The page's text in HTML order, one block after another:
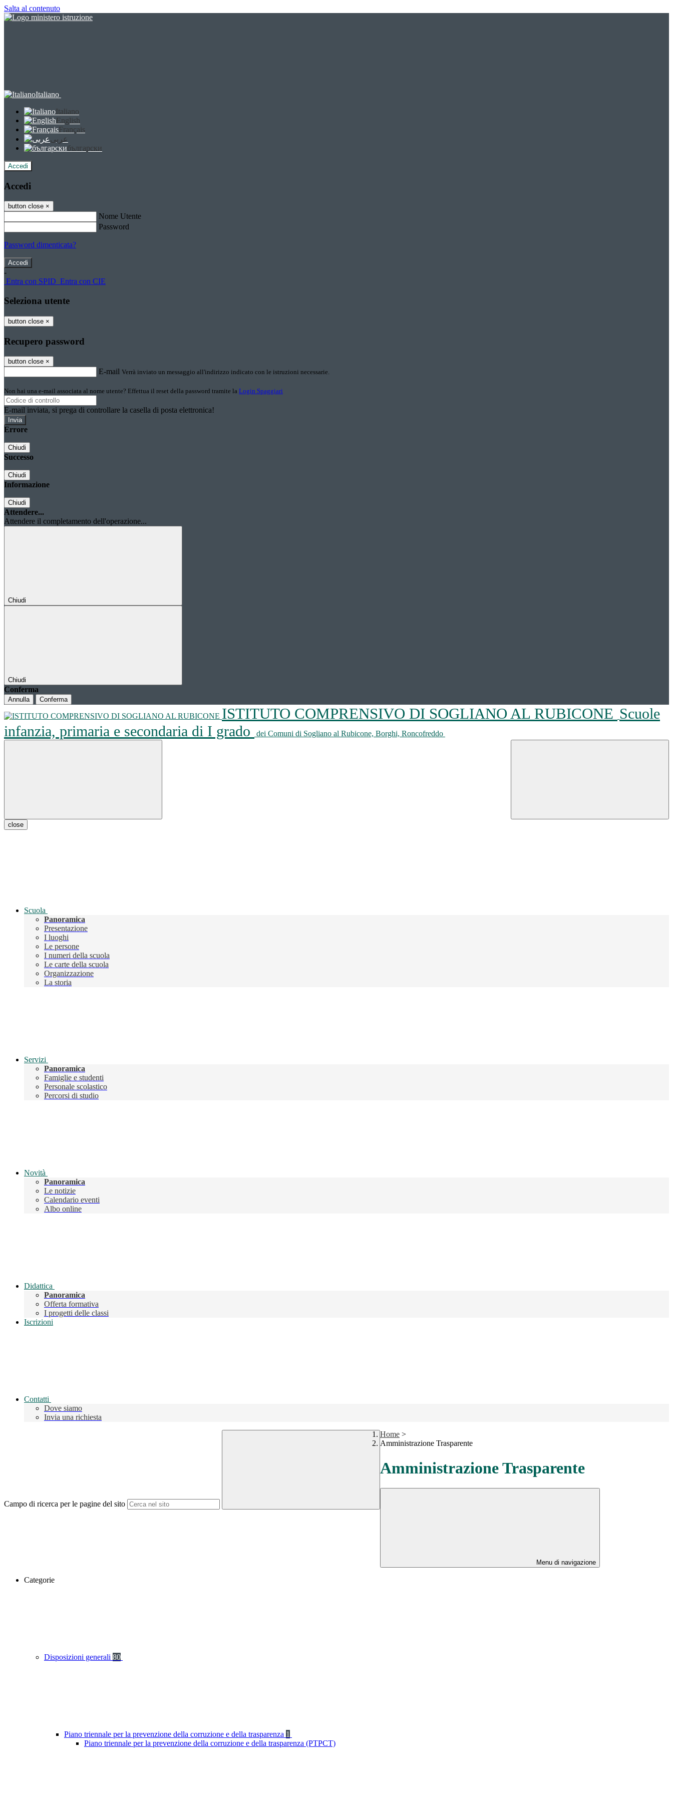
Salta al contenuto
Italiano
Italiano
English
Français
عربى
български
Accedi
Accedi
button close ×
Nome Utente
Password
Password dimenticata?
-
Entra con SPID Entra con CIE
Seleziona utente
button close ×
Recupero password
button close ×
E-mail Verrà inviato un messaggio all'indirizzo indicato con le istruzioni necessarie.
Non hai una e-mail associata al nome utente? Effettua il reset della password tramite la Login Spaggiari
E-mail inviata, si prega di controllare la casella di posta elettronica!
Errore
Chiudi
Successo
Chiudi
Informazione
Chiudi
Attendere...
Attendere il completamento dell'operazione...
Chiudi
Chiudi
Conferma
Annulla Conferma
ISTITUTO COMPRENSIVO DI SOGLIANO AL RUBICONE Scuole
infanzia, primaria e secondaria di I grado
dei Comuni di Sogliano al Rubicone, Borghi, Roncofreddo
close
Scuola
Panoramica
Presentazione
I luoghi
Le persone
I numeri della scuola
Le carte della scuola
Organizzazione
La storia
Servizi
Panoramica
Famiglie e studenti
Personale scolastico
Percorsi di studio
Novità
Panoramica
Le notizie
Calendario eventi
Albo online
Didattica
Panoramica
Offerta formativa
I progetti delle classi
Iscrizioni
Contatti
Dove siamo
Invia una richiesta
Campo di ricerca per le pagine del sito
Home >
Amministrazione Trasparente
Amministrazione Trasparente
Menu di navigazione
Categorie
Disposizioni generali 80
Piano triennale per la prevenzione della corruzione e della trasparenza 1
Piano triennale per la prevenzione della corruzione e della trasparenza (PTPCT)